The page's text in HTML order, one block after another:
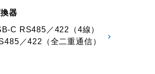
器
C RS485／422（4線）
／422（全二重通信）